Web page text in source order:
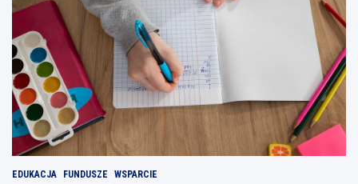
EDUKACJA FUNDUSZE WSPARCIE